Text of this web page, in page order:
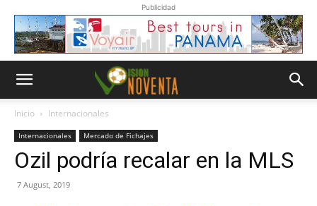
Publicidad
Inicio Internacionales
Internacionales Mercado de Fichajes
Ozil podría recalar en la MLS
7 August, 2019